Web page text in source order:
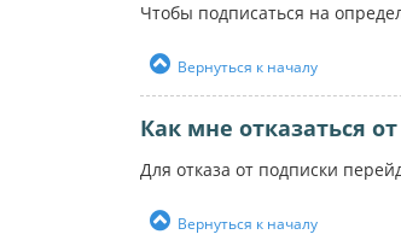
Чтобы подписаться на
Вернуться к началу
Как мне отказаться
Для отказа от подписки
Вернуться к началу